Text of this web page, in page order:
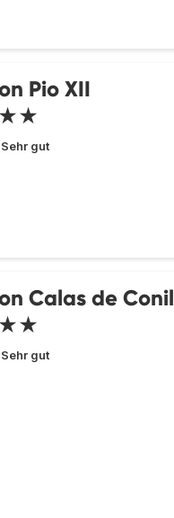
Pio XII
Sehr gut
Calas de Conil
Sehr gut